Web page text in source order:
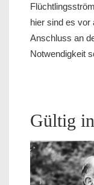
hier sind es vor
Anschluss an
Notwendigkeit
Gültig